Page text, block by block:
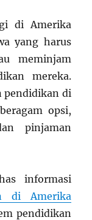
di Amerika
yang harus
meminjam
mereka.
pendidikan di
opsi,
pinjaman
informasi
di Amerika
pendidikan